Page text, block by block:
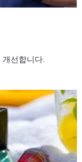
선합니다.